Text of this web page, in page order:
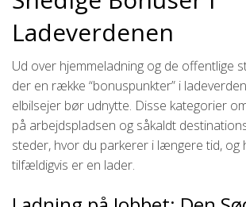
Ladeverdenen
Ud over hjemmeladning og de offentlige
der en række “bonuspunkter” i
elbilsejer bør udnytte. Disse kategorier
på arbejdspladsen og såkaldt
steder, hvor du parkerer i længere tid, og
tilfældigvis er en lader.